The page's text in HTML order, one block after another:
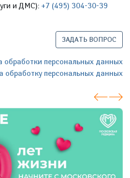
и ДМС): +7 (495) 304-30-39
ЗАДАТЬ ВОПРОС
обработки персональных данных
обработку персональных данных